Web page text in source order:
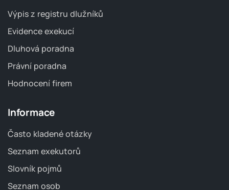
Výpis z registru dlužníků
Evidence exekucí
Dluhová poradna
Právní poradna
Hodnocení firem
Informace
Často kladené otázky
Seznam exekutorů
Slovník pojmů
Seznam osob